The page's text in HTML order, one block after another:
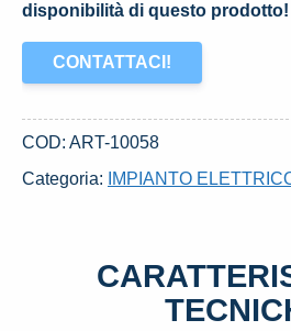
disponibilità di questo prodotto!
CONTATTACI!
COD: ART-10058
Categoria:
IMPIANTO